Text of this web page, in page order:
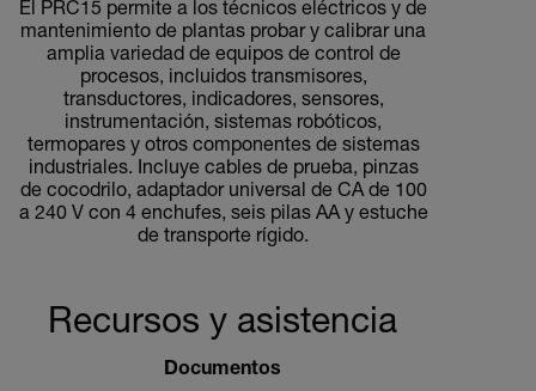
El PRC15 permite a los técnicos eléctricos y de
mantenimiento de plantas probar y calibrar una
amplia variedad de equipos de control de
procesos, incluidos transmisores,
transductores, indicadores, sensores,
instrumentación, sistemas robóticos,
termopares y otros componentes de sistemas
industriales. Incluye cables de prueba, pinzas
de cocodrilo, adaptador universal de CA de 100
a 240 V con 4 enchufes, seis pilas AA y estuche
de transporte rígido.
Recursos y asistencia
Documentos